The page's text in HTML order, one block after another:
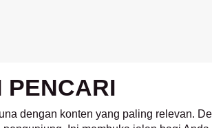
PENCARI
dengan konten yang paling relevan.